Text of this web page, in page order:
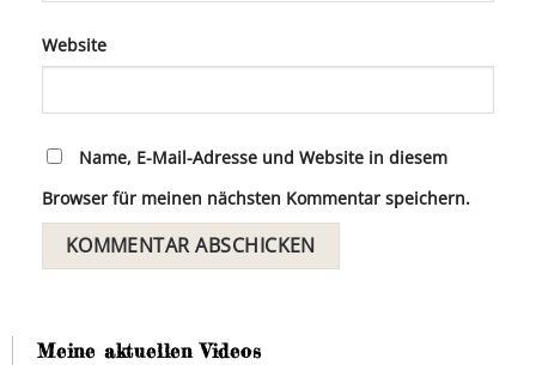
Website
Name, E-Mail-Adresse und Website in diesem
Browser für meinen nächsten Kommentar speichern.
Meine aktuellen Videos